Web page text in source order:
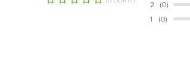
2
(0)
1
(0)